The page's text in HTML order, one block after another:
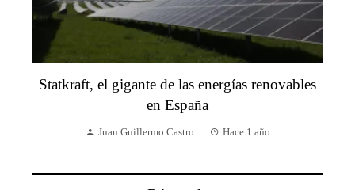
Statkraft, el gigante de las energías renovables
en España
Juan Guillermo Castro Hace 1 año